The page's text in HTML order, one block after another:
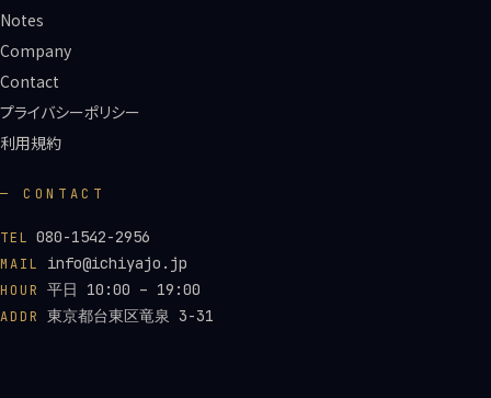
Notes
Company
Contact
プライバシーポリシー
利用規約
— CONTACT
TEL 080-1542-2956
MAIL info@ichiyajo.jp
HOUR 平日 10:00 – 19:00
ADDR 東京都台東区竜泉 3-31